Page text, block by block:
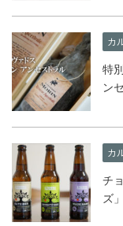
カ
特
ン
カ
チ
ズ